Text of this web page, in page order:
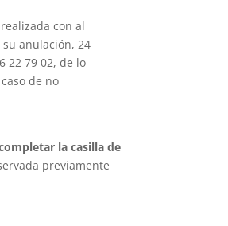
con al
anulación, 24
22 79 02, de lo
de no
la casilla de
previamente